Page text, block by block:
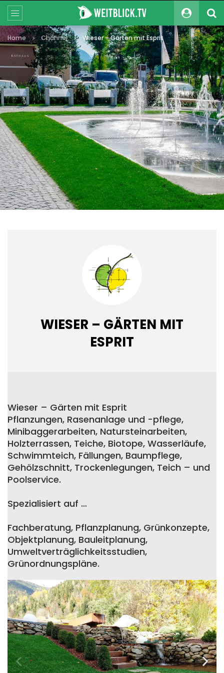
Home Channel Wieser – Gärten mit Esprit
WIESER – GÄRTEN MIT
ESPRIT
Wieser – Gärten mit Esprit
Pflanzungen, Rasenanlage und -pflege,
Minibaggerarbeiten, Natursteinarbeiten,
Holzterrassen, Teiche, Biotope, Wasserläufe,
Schwimmteich, Fällungen, Baumpflege,
Gehölzschnitt, Trockenlegungen, Teich – und
Poolservice.
Spezialisiert auf …
Fachberatung, Pflanzplanung, Grünkonzepte,
Objektplanung, Bauleitplanung,
Umweltverträglichkeitsstudien,
Grünordnungspläne.